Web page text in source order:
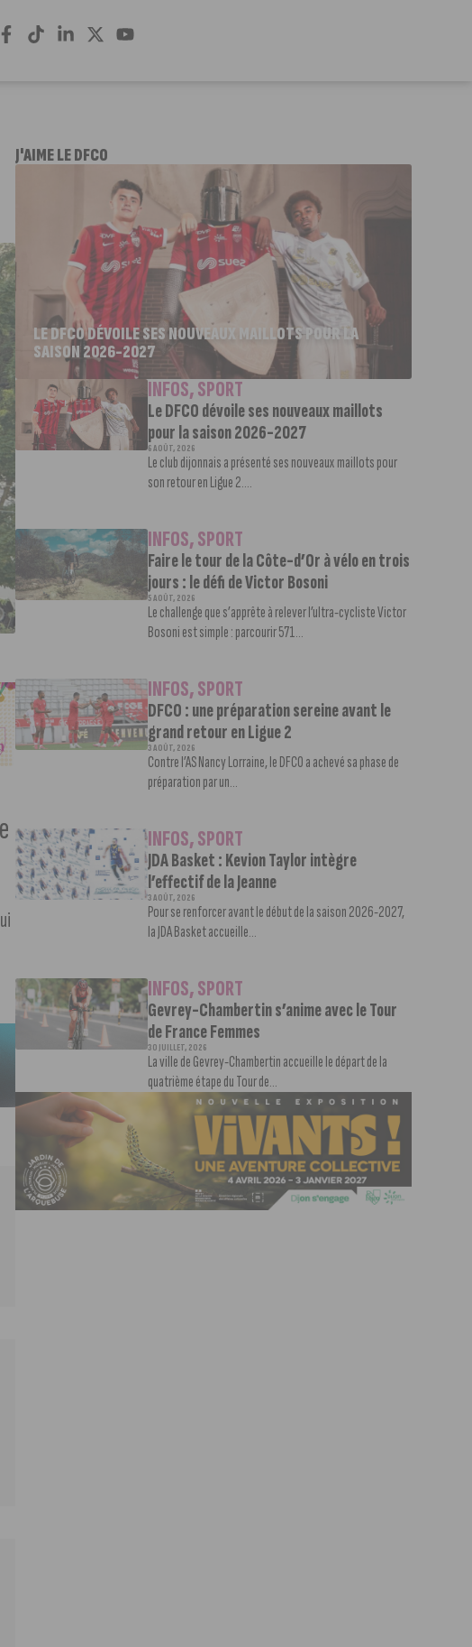
J'AIME LE DFCO
LE DFCO DÉVOILE SES NOUVEAUX MAILLOTS POUR LA
SAISON 2026-2027
INFOS,SPORT
Le DFCO dévoile ses nouveaux maillots
pour la saison 2026-2027
6 AOÛT, 2026
Le club dijonnais a présenté ses nouveaux maillots pour
son retour en Ligue 2....
INFOS,SPORT
Faire le tour de la Côte-d’Or à vélo en trois
jours : le défi de Victor Bosoni
5 AOÛT, 2026
Le challenge que s’apprête à relever l’ultra-cycliste Victor
Bosoni est simple : parcourir 571...
INFOS,SPORT
DFCO : une préparation sereine avant le
grand retour en Ligue 2
3 AOÛT, 2026
Contre l’AS Nancy Lorraine, le DFCO a achevé sa phase de
préparation par un...
INFOS,SPORT
JDA Basket : Kevion Taylor intègre
l’effectif de la Jeanne
3 AOÛT, 2026
Pour se renforcer avant le début de la saison 2026-2027,
la JDA Basket accueille...
INFOS,SPORT
Gevrey-Chambertin s’anime avec le Tour
de France Femmes
30 JUILLET, 2026
La ville de Gevrey-Chambertin accueille le départ de la
quatrième étape du Tour de...